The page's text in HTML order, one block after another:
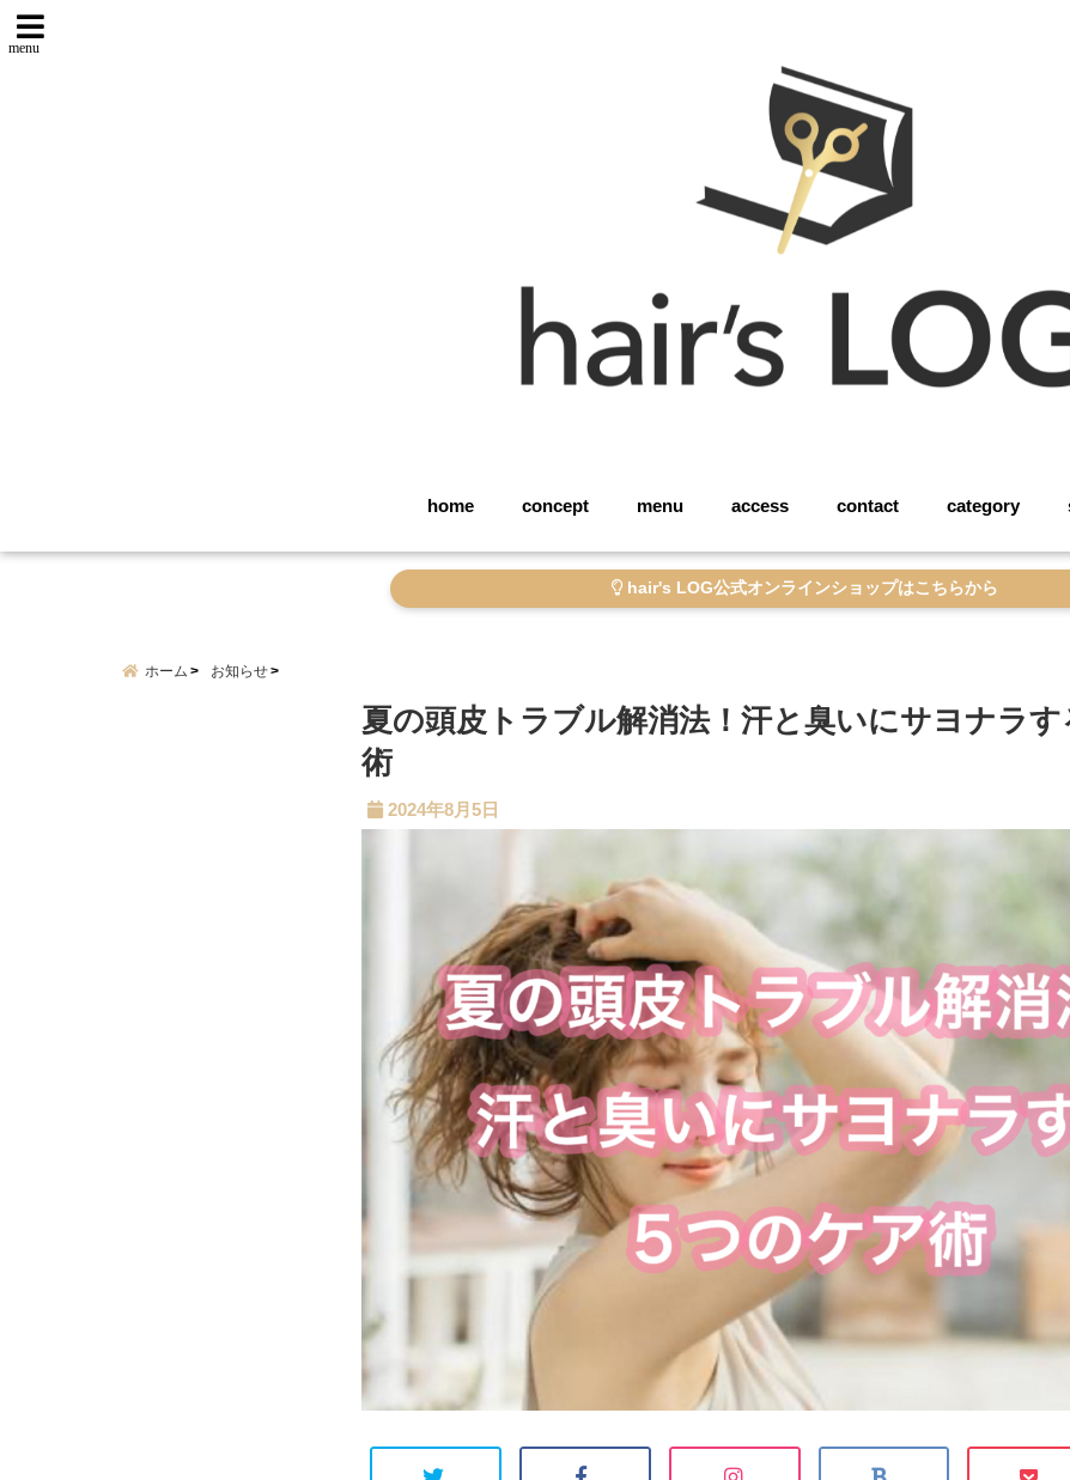
menu
home concept menu access contact category
hair's LOG公式オンラインショップはこちらから
ホーム お知らせ
夏の頭皮トラブル解消法！汗と臭いにサヨナラ
術
2024年8月5日